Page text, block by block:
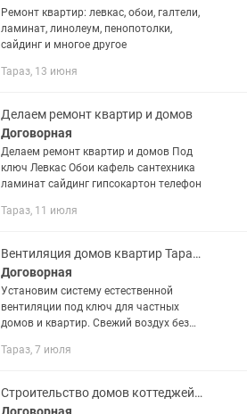
Ремонт квартир: левкас, обои, галтели,
ламинат, линолеум, пенопотолки,
сайдинг и многое другое
Тараз, 13 июня
Делаем ремонт квартир и домов
Договорная
Делаем ремонт квартир и домов Под
ключ Левкас Обои кафель сантехника
ламинат сайдинг гипсокартон телефон
Тараз, 11 июля
Вентиляция домов квартир Тараз!!
Договорная
Установим систему естественной
вентиляции под ключ для частных
домов и квартир. Свежий воздух без
электроники! Что входит в услугу: •
Тараз, 7 июля
Строительство домов коттеджей таунхаусы времянки итд